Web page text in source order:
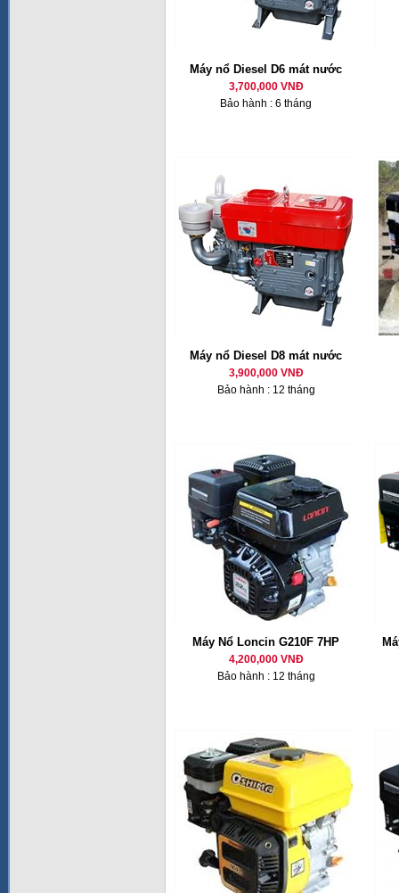
Máy nổ Diesel D6 mát nước
3,700,000 VNĐ
Bảo hành : 6 tháng
Máy nổ Diesel D8 mát nước
3,900,000 VNĐ
Bảo hành : 12 tháng
Máy Nổ Loncin G210F 7HP
4,200,000 VNĐ
Bảo hành : 12 tháng